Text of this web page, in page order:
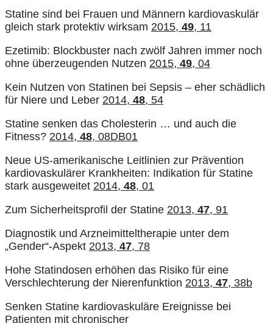
Statine sind bei Frauen und Männern kardiovaskulär
gleich stark protektiv wirksam 2015, 49, 11
Ezetimib: Blockbuster nach zwölf Jahren immer noch
ohne überzeugenden Nutzen 2015, 49, 04
Kein Nutzen von Statinen bei Sepsis – eher schädlich
für Niere und Leber 2014, 48, 54
Statine senken das Cholesterin … und auch die
Fitness? 2014, 48, 08DB01
Neue US-amerikanische Leitlinien zur Prävention
kardiovaskulärer Krankheiten: Indikation für Statine
stark ausgeweitet 2014, 48, 01
Zum Sicherheitsprofil der Statine 2013, 47, 91
Diagnostik und Arzneimitteltherapie unter dem
„Gender“-Aspekt 2013, 47, 78
Hohe Statindosen erhöhen das Risiko für eine
Verschlechterung der Nierenfunktion 2013, 47, 38b
Senken Statine kardiovaskuläre Ereignisse bei
Patienten mit chronischer